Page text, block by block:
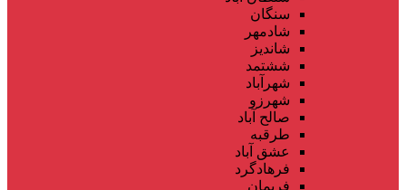
سنگان
شادمهر
شاندیز
ششتمد
شهرآباد
شهرزو
صالح آباد
طرقبه
عشق آباد
فرهادگرد
فریمان